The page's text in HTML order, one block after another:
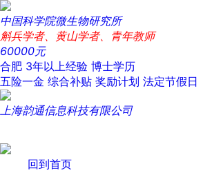
中国科学院微生物研究所
斛兵学者、黄山学者、青年教师
60000元
合肥 3年以上经验 博士学历
五险一金 综合补贴 奖励计划 法定节假日
上海韵通信息科技有限公司
回到首页